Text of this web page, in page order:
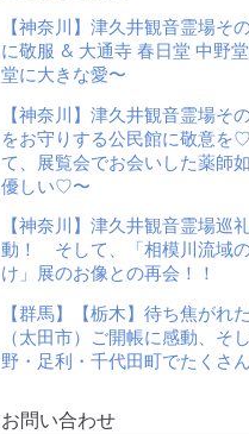
【神奈川】津久井観音霊場そ
に敬服 & 大通寺 春日堂 中野
堂に大きな愛〜
【神奈川】津久井観音霊場そ
をお守りする公民館に敬意
て、展覧会でお会いした薬師
優しい♡〜
【神奈川】津久井観音霊場巡
動！ そして、「相模川流域
け」展のお像との再会！！
【群馬】【栃木】待ち焦がれ
（太田市）ご開帳に感動、そ
野・足利・千代田町でたくさ
お問い合わせ